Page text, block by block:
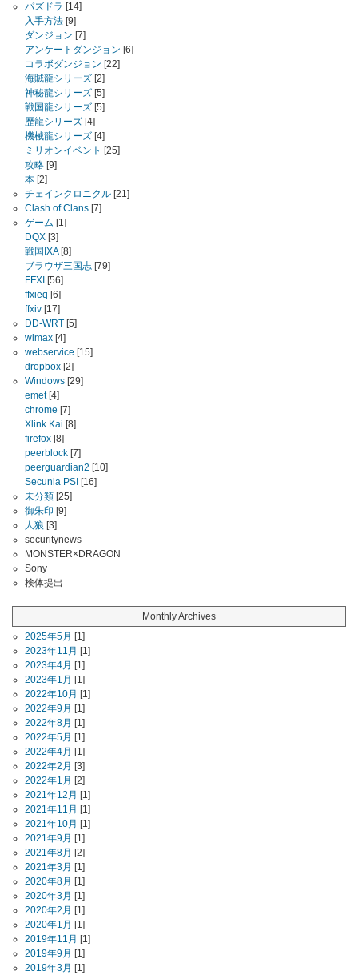
パズドラ [14]
入手方法 [9]
ダンジョン [7]
アンケートダンジョン [6]
コラボダンジョン [22]
海賊龍シリーズ [2]
神秘龍シリーズ [5]
戦国龍シリーズ [5]
歴龍シリーズ [4]
機械龍シリーズ [4]
ミリオンイベント [25]
攻略 [9]
本 [2]
チェインクロニクル [21]
Clash of Clans [7]
ゲーム [1]
DQX [3]
戦国IXA[8]
ブラウザ三国志 [79]
FFXI [56]
ffxieq [6]
ffxiv [17]
DD-WRT [5]
wimax [4]
webservice [15]
dropbox [2]
Windows [29]
emet[4]
chrome [7]
Xlink Kai [8]
firefox [8]
peerblock [7]
peerguardian2 [10]
Secunia PSI [16]
未分類 [25]
御朱印 [9]
人狼 [3]
securitynews
MONSTER×DRAGON
Sony
検体提出
Monthly Archives
2025年5月 [1]
2023年11月 [1]
2023年4月 [1]
2023年1月 [1]
2022年10月 [1]
2022年9月 [1]
2022年8月 [1]
2022年5月 [1]
2022年4月 [1]
2022年2月 [3]
2022年1月 [2]
2021年12月 [1]
2021年11月 [1]
2021年10月 [1]
2021年9月 [1]
2021年8月 [2]
2021年3月 [1]
2020年8月 [1]
2020年3月 [1]
2020年2月 [1]
2020年1月 [1]
2019年11月 [1]
2019年9月 [1]
2019年3月 [1]